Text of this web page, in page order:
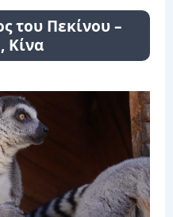
του Πεκίνου –
Κίνα